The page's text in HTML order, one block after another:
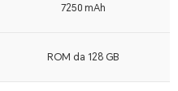
7250 mAh
ROM da 128 GB